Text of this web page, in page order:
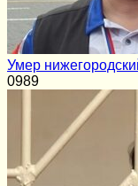
Умер
0989